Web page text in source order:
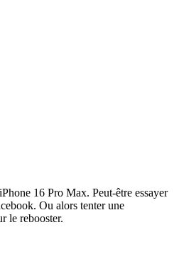
16 Pro Max. Peut-être essayer
Ou alors tenter une
le rebooster.